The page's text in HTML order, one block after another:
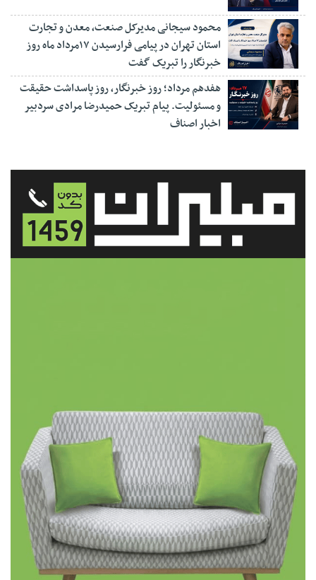
محمود سیجانی مدیرکل صنعت، معدن و تجارت
استان تهران در پیامی فرارسیدن ۱۷مرداد ماه روز
خبرنگار را تبریک گفت
هفدهم مرداد؛ روز خبرنگار، روز پاسداشت حقیقت
و مسئولیت. پیام تبریک حمیدرضا مرادی سردبیر
اخبار اصناف